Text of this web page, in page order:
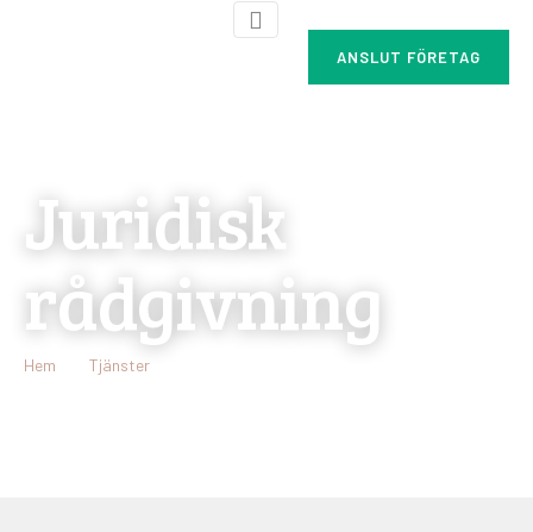
ANSLUT FÖRETAG
Juridisk
rådgivning
Hem Tjänster